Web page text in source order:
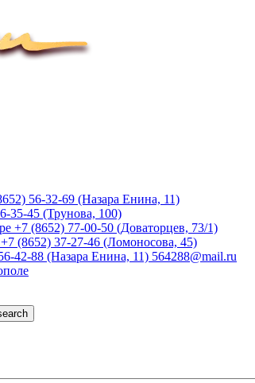
56-32-69 (Назара Енина, 11)
35-45 (Трунова, 100)
+7 (8652) 77-00-50 (Доваторцев, 73/1)
(8652) 37-27-46 (Ломоносова, 45)
42-88 (Назара Енина, 11) 564288@mail.ru